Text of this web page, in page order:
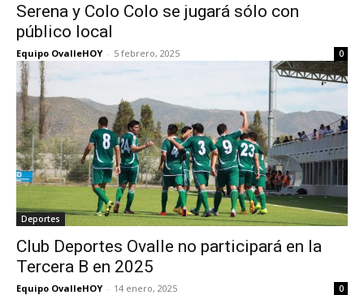
Serena y Colo Colo se jugará sólo con
público local
Equipo OvalleHOY - 5 febrero, 2025 0
Deportes
Club Deportes Ovalle no participará en la
Tercera B en 2025
Equipo OvalleHOY - 14 enero, 2025 0